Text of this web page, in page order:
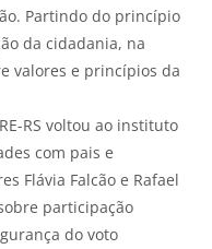
Partindo do princípio
da cidadania, na
valores e princípios da
RS voltou ao instituto
com pais e
Flávia Falcão e Rafael
participação
do voto